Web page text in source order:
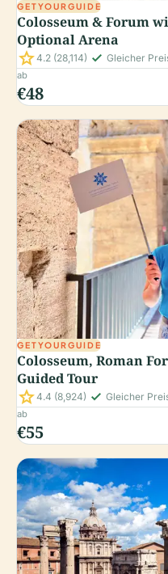
GETYOURGUIDE
Colosseum & Forum
Optional Arena
star4.2 (28,114) check_small Gleicher
ab
€48
GETYOURGUIDE
Colosseum, Roman
Guided Tour
star4.4 (8,924) check_small Gleicher
ab
€55